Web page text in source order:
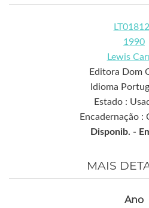
1990
Lewis
Editora Dom
Idioma
Estado :
Encadernação :
Disponib. -
MAIS
Ano